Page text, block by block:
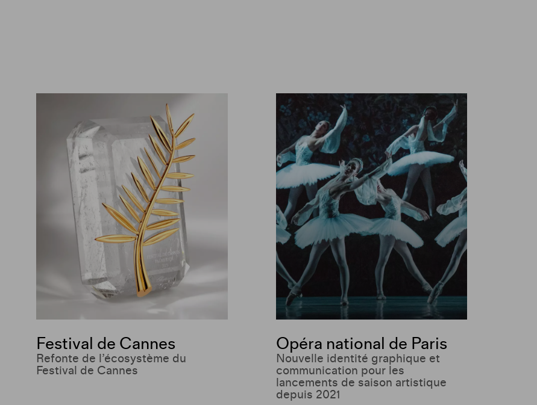
Opéra national de Paris
Nouvelle identité graphique et
communication pour les
lancements de saison artistique
depuis 2021
Festival de Cannes
Refonte de l’écosystème du
Festival de Cannes